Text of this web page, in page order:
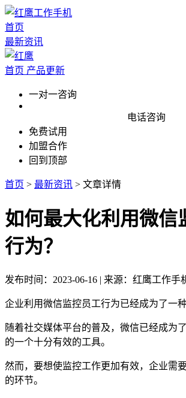
首页
最新资讯
首页 产品更新
一对一咨询
电话咨询
免费试用
加盟合作
回到顶部
首页 > 最新资讯 > 文章详情
如何最大化利用微信
行为？
发布时间：2023-06-16 | 来源：红鹰工作手
企业利用微信监控员工行为已经成为了一
随着社交媒体平台的普及，微信已经成为
的一个十分有效的工具。
然而，要想使监控工作更加有效，企业需
的环节。